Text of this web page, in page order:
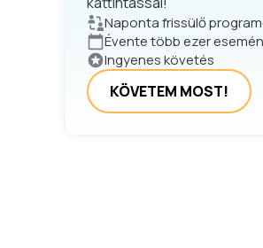
Naponta frissülő
Évente több ezer
Ingyenes követés
KÖVETEM MOST!